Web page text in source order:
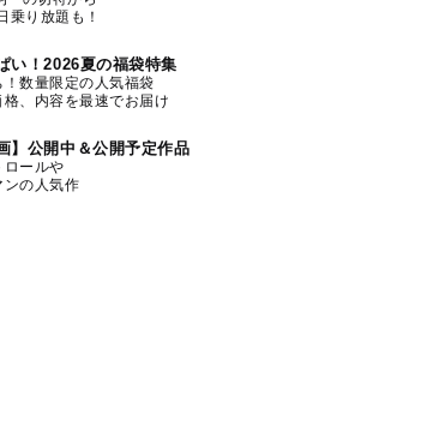
乗り放題も！
い！2026夏の福袋特集
！数量限定の人気福袋
格、内容を最速でお届け
】公開中＆公開予定作品
ロールや
ンの人気作